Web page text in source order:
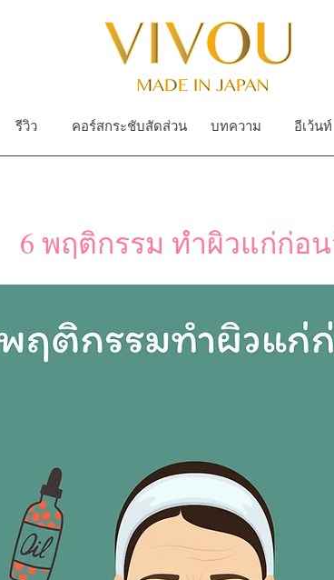
รีวิว คอร์สกระชับสัดส่วน บทความ อีเว้นท์
6 พฤติกรรม ทำผิวแก่ก่อ